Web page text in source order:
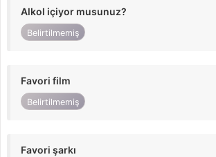
Alkol içiyor musunuz?
Belirtilmemiş
Favori film
Belirtilmemiş
Favori şarkı